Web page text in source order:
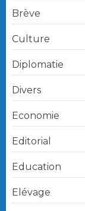
Brève
Culture
Diplomatie
Divers
Economie
Editorial
Education
Elévage